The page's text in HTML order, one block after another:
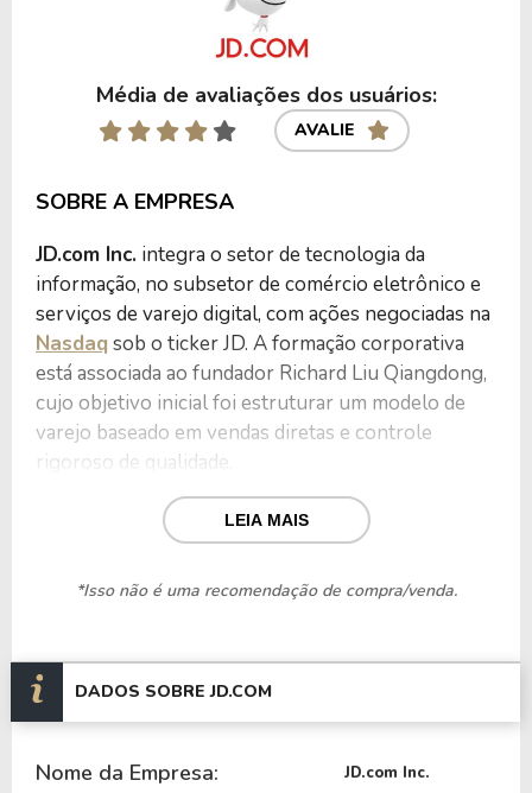
Média de avaliações dos usuários:
AVALIE
SOBRE A EMPRESA
JD.com Inc. integra o setor de tecnologia da
informação, no subsetor de comércio eletrônico e
serviços de varejo digital, com ações negociadas na
Nasdaq sob o ticker JD. A formação corporativa
está associada ao fundador Richard Liu Qiangdong,
cujo objetivo inicial foi estruturar um modelo de
varejo baseado em vendas diretas e controle
rigoroso de qualidade.
O portfólio de produtos e serviços abrange vendas
online de eletrônicos, eletrodomésticos, bens de
consumo, produtos de saúde, artigos para o lar,
itens de moda e categorias de varejo geral. Inclui
suprimentos, marketplace para vendedores
terceirizados, tecnologias de automação e serviços
de nuvem voltados a operações comerciais.
O mercado de atuação é predominantemente
LEIA MAIS
*Isso não é uma recomendação de compra/venda.
DADOS SOBRE JD.COM
Nome da Empresa: JD.com Inc.